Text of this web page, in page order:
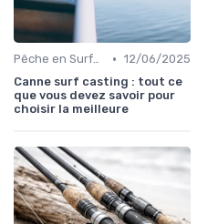
Pêche en Surfcasting • 12/06/2025
Canne surf casting : tout ce
que vous devez savoir pour
choisir la meilleure